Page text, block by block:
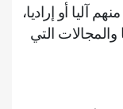
آليا أو إراديا،
التي